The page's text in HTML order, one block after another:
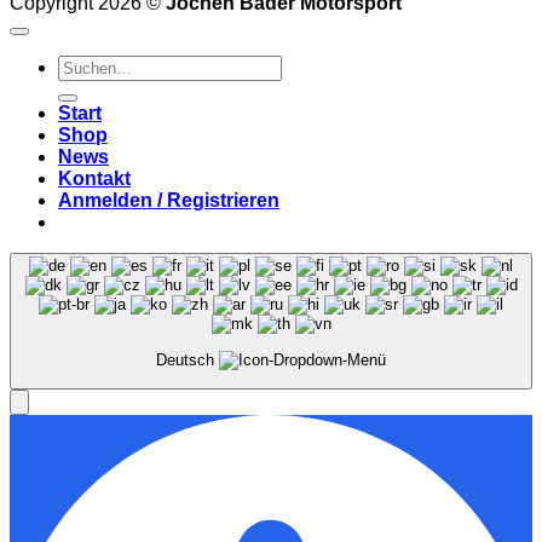
Suchen
nach:
Start
Shop
News
Kontakt
Anmelden / Registrieren
Deutsch